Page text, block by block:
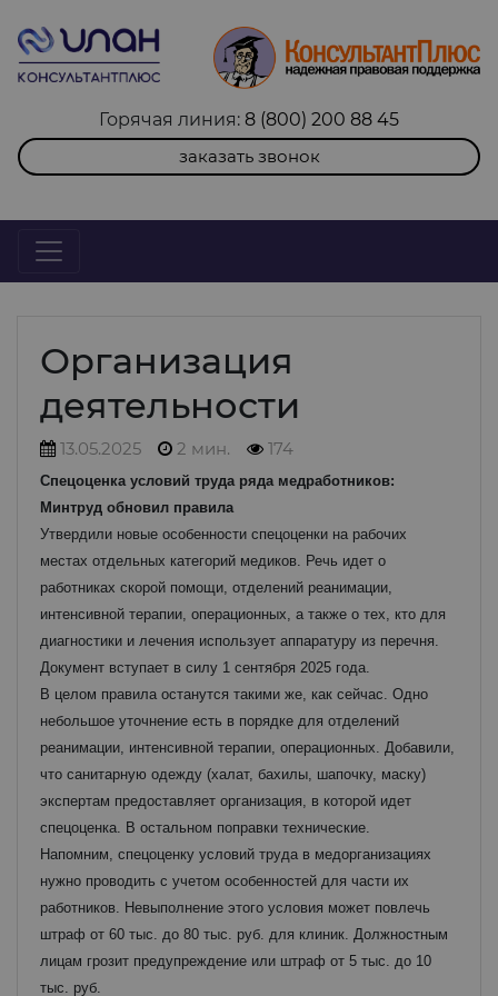
Горячая линия: 8 (800) 200 88 45
заказать звонок
Организация
деятельности
13.05.2025 2 мин. 174
Спецоценка условий труда ряда медработников:
Минтруд обновил правила
Утвердили новые особенности спецоценки на рабочих
местах отдельных категорий медиков. Речь идет о
работниках скорой помощи, отделений реанимации,
интенсивной терапии, операционных, а также о тех, кто для
диагностики и лечения использует аппаратуру из перечня.
Документ вступает в силу 1 сентября 2025 года.
В целом правила останутся такими же, как сейчас. Одно
небольшое уточнение есть в порядке для отделений
реанимации, интенсивной терапии, операционных. Добавили,
что санитарную одежду (халат, бахилы, шапочку, маску)
экспертам предоставляет организация, в которой идет
спецоценка. В остальном поправки технические.
Напомним, спецоценку условий труда в медорганизациях
нужно проводить с учетом особенностей для части их
работников. Невыполнение этого условия может повлечь
штраф от 60 тыс. до 80 тыс. руб. для клиник. Должностным
лицам грозит предупреждение или штраф от 5 тыс. до 10
тыс. руб.